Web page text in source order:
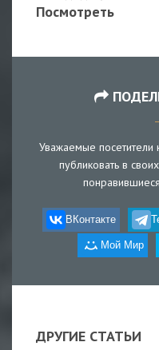
Посмотреть
Уважаемые посетители
публиковать в
ВКонтакте
Мой Мир
ДРУГИЕ СТАТЬИ